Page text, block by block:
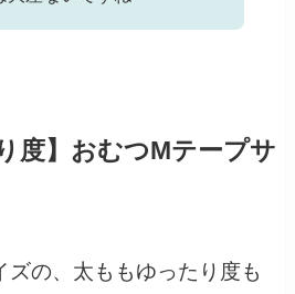
度】おむつMテープサ
ズの、太ももゆったり度も